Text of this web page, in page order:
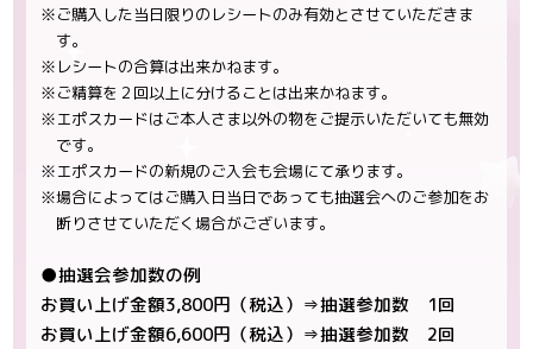
※ご購入した当日限りのレシートのみ有効とさせていただきま
す。
※レシートの合算は出来かねます。
※ご精算を２回以上に分けることは出来かねます。
※エポスカードはご本人さま以外の物をご提示いただいても無効
です。
※エポスカードの新規のご入会も会場にて承ります。
※場合によってはご購入日当日であっても抽選会へのご参加をお
断りさせていただく場合がございます。
●抽選会参加数の例
お買い上げ金額3,800円（税込）⇒抽選参加数 1回
お買い上げ金額6,600円（税込）⇒抽選参加数 2回